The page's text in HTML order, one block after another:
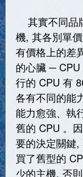
其實不同品
機, 其各別單
有價格上的差
的心臟 ─
行的 CPU 有
各有不同的能
能力愈強、執
舊的 CPU 。
要的決定關鍵
買了舊型的
少的主機, 否